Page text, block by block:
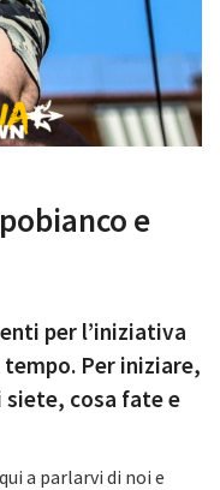
e
per l’iniziativa
Per iniziare,
siete, cosa fate e
a parlarvi di noi e